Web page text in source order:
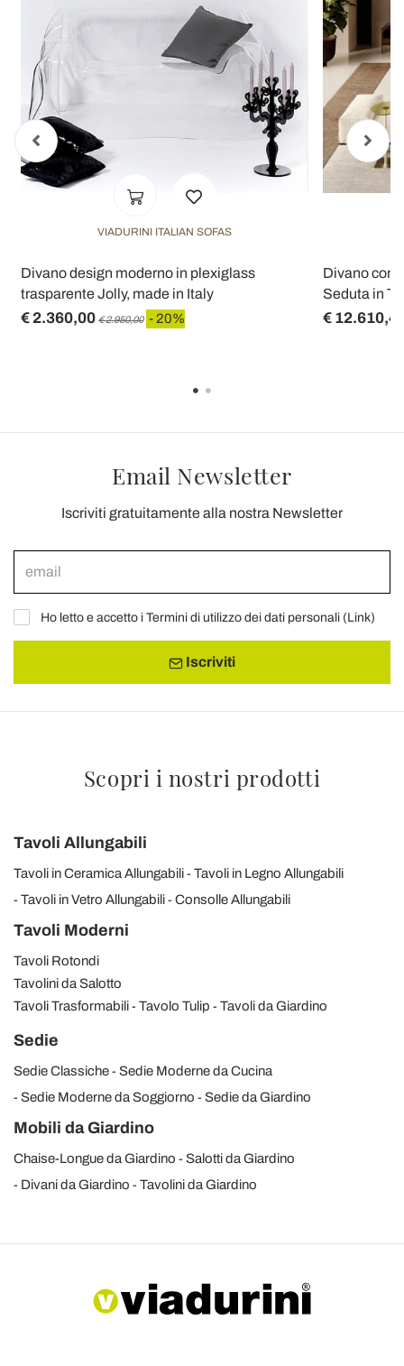
VIADURINI ITALIAN SOFAS
Divano design moderno in plexiglass
trasparente Jolly, made in Italy
€ 2.360,00 € 2.950,00 - 20%
Divano con
Seduta in
€
Email Newsletter
Iscriviti gratuitamente alla nostra Newsletter
Ho letto e accetto i Termini di utilizzo dei dati personali (Link)
Iscriviti
Scopri i nostri prodotti
Tavoli Allungabili
Tavoli in Ceramica Allungabili
Tavoli in Legno Allungabili
Tavoli in Vetro Allungabili
Consolle Allungabili
Tavoli Moderni
Tavoli Rotondi
Tavolini da Salotto
Tavoli Trasformabili
Tavolo Tulip Tavoli da Giardino
Sedie
Sedie Classiche
Sedie Moderne da Cucina
Sedie Moderne da Soggiorno
Sedie da Giardino
Mobili da Giardino
Chaise-Longue da Giardino
Salotti da Giardino
Divani da Giardino
Tavolini da Giardino